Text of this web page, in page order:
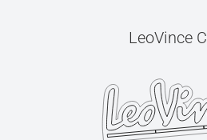
LeoVince